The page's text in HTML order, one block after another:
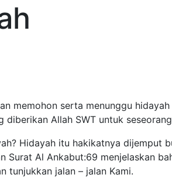
memohon serta menunggu
Allah SWT untuk
Hidayah itu hakikatnya dijemput
Surat Al Ankabut:69 menjelaskan
tunjukkan jalan – jalan Kami.